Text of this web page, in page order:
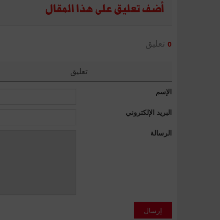
أضف تعليق على هذا المقال
0 تعليق
تعليق
الإسم
البريد الإلكتروني
الرسالة
إرسال